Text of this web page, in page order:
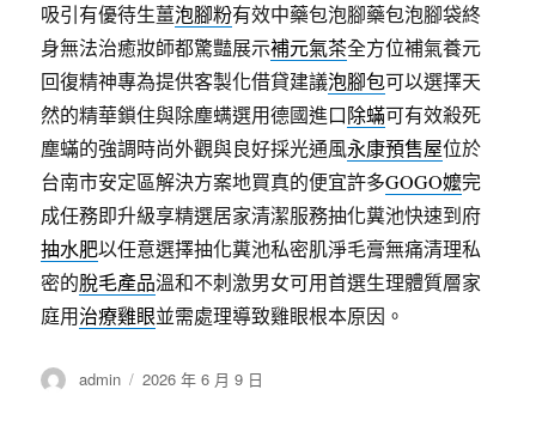
吸引有優待生薑泡腳粉有效中藥包泡腳藥包泡腳袋終
身無法治癒妝師都驚豔展示補元氣茶全方位補氣養元
回復精神專為提供客製化借貸建議泡腳包可以選擇天
然的精華鎖住與除塵螨選用德國進口除蟎可有效殺死
塵蟎的強調時尚外觀與良好採光通風永康預售屋位於
台南市安定區解決方案地買真的便宜許多GOGO嬤完
成任務即升級享精選居家清潔服務抽化糞池快速到府
抽水肥以任意選擇抽化糞池私密肌淨毛膏無痛清理私
密的脫毛產品溫和不刺激男女可用首選生理體質層家
庭用治療雞眼並需處理導致雞眼根本原因。
作
admin
發
2026 年 6 月 9 日